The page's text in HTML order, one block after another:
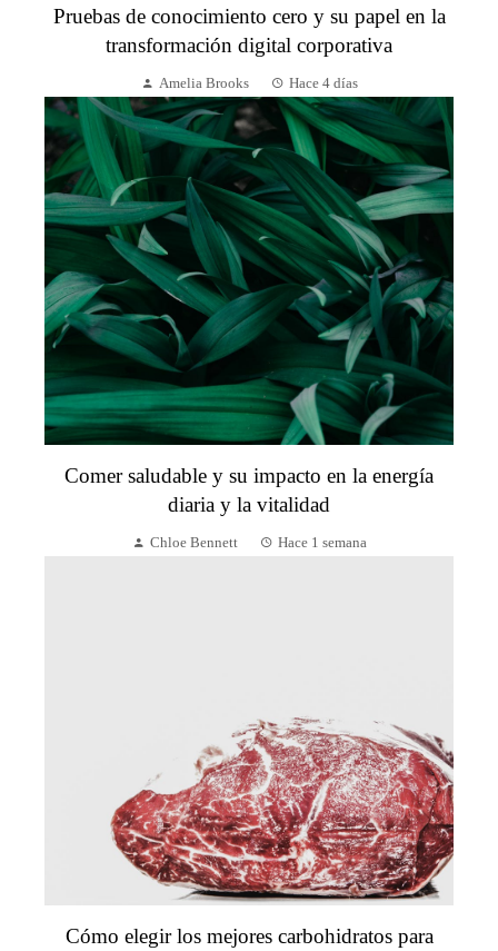
Pruebas de conocimiento cero y su papel en la
transformación digital corporativa
Amelia Brooks Hace 4 días
Comer saludable y su impacto en la energía
diaria y la vitalidad
Chloe Bennett Hace 1 semana
Cómo elegir los mejores carbohidratos para